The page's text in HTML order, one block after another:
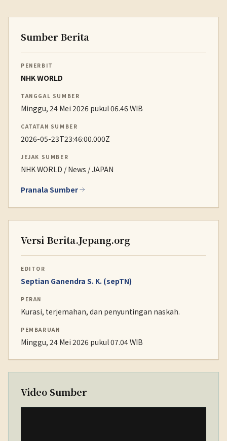
Sumber Berita
PENERBIT
NHK WORLD
TANGGAL SUMBER
Minggu, 24 Mei 2026 pukul 06.46 WIB
CATATAN SUMBER
2026-05-23T23:46:00.000Z
JEJAK SUMBER
NHK WORLD / News / JAPAN
Pranala Sumber
Versi Berita.Jepang.org
EDITOR
Septian Ganendra S. K. (sepTN)
PERAN
Kurasi, terjemahan, dan penyuntingan naskah.
PEMBARUAN
Minggu, 24 Mei 2026 pukul 07.04 WIB
Video Sumber